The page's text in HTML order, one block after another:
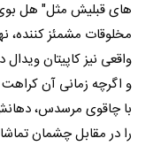
های قبلیش مثل" هل بوی"
مخلوقات مشمئز کننده،
واقعی نیز کاپیتان
و اگرچه زمانی آن
با چاقوی مرسدس،
را در مقابل چشمان